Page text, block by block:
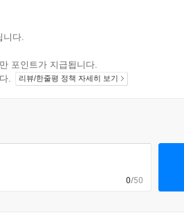
니다.
포인트가 지급됩니다.
.
리뷰/한줄평 정책 자세히 보기
0/50